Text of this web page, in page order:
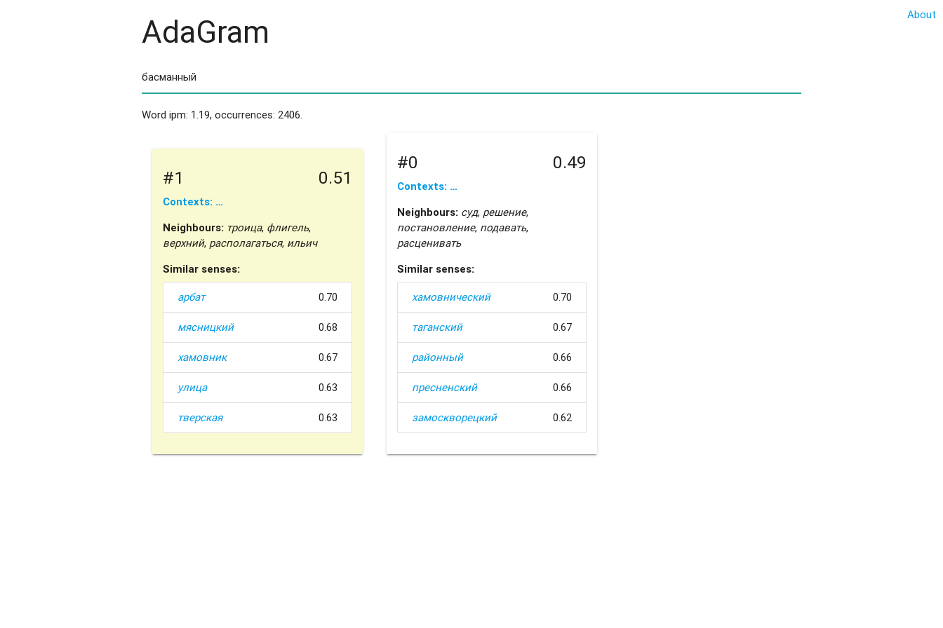
About
AdaGram
Word ipm: 1.19, occurrences: 2406.
#1 0.51
Contexts: …
Neighbours: троица, флигель,
верхний, располагаться, ильич
Similar senses:
арбат 0.70
мясницкий 0.68
хамовник 0.67
улица 0.63
тверская 0.63
#0 0.49
Contexts: …
Neighbours: суд, решение,
постановление, подавать,
расценивать
Similar senses:
хамовнический 0.70
таганский 0.67
районный 0.66
пресненский 0.66
замоскворецкий 0.62